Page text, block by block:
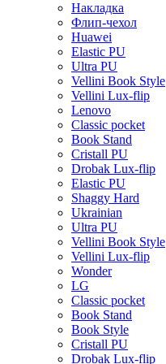
Накладка
Флип-чехол
Huawei
Elastic PU
Ultra PU
Vellini Book Style
Vellini Lux-flip
Lenovo
Classic pocket
Book Stand
Cristall PU
Drobak Lux-flip
Elastic PU
Shaggy Hard
Ukrainian
Ultra PU
Vellini Book Style
Vellini Lux-flip
Wonder
LG
Classic pocket
Book Stand
Book Style
Cristall PU
Drobak Lux-flip